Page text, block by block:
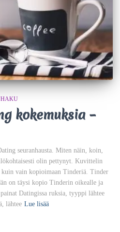
kokemuksia –
seuranhausta. Miten näin, koin,
olin pettynyt. Kuvittelin
kuin vain kopioimaan Tinderiä. Tinder
on täysi kopio Tinderin oikealle ja
Datingissa ruksia, tyyppi lähtee
lähtee Lue lisää